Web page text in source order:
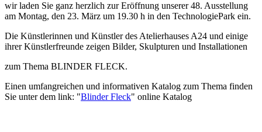
wir laden Sie ganz herzlich zur Eröffnung unserer 48. Ausstellung
am Montag, den 23. März um 19.30 h in den TechnologiePark ein.
Die Künstlerinnen und Künstler des Atelierhauses A24 und einige
ihrer Künstlerfreunde zeigen Bilder, Skulpturen und Installationen
zum Thema BLINDER FLECK.
Einen umfangreichen und informativen Katalog zum Thema finden
Sie unter dem link: "Blinder Fleck" online Katalog